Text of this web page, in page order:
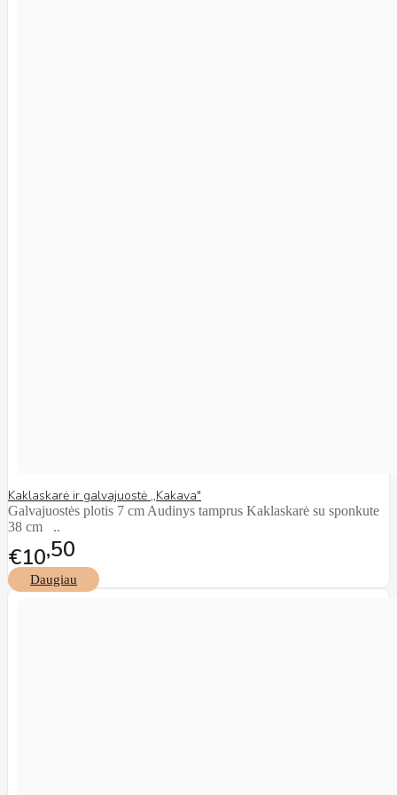
Kaklaskarė ir galvajuostė ,,Kakava"
Galvajuostės plotis 7 cm Audinys tamprus Kaklaskarė su sponkute
38 cm ..
€10 50
Daugiau